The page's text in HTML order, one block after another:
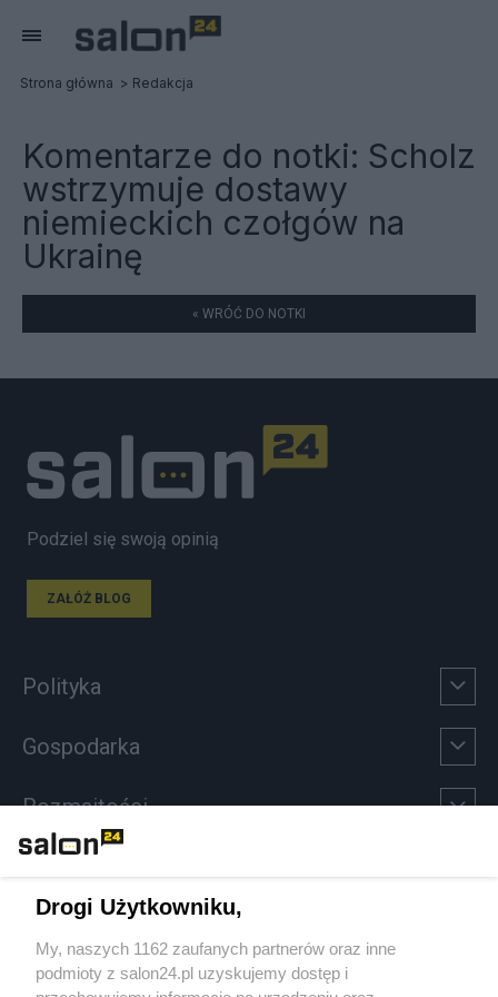
Strona główna Redakcja
Komentarze do notki: Scholz
wstrzymuje dostawy
niemieckich czołgów na
Ukrainę
« WRÓĆ DO NOTKI
Podziel się swoją opinią
ZAŁÓŻ BLOG
Polityka
Gospodarka
Rozmaitości
Sport
Społeczeństwo
Drogi Użytkowniku,
My, naszych 1162 zaufanych partnerów oraz inne
podmioty z salon24.pl uzyskujemy dostęp i